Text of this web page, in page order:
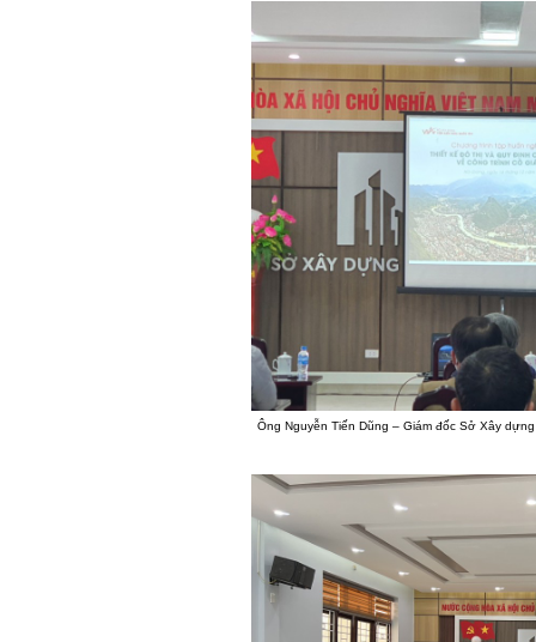
Ông Nguyễn Tiến Dũng – Giám đốc Sở Xây